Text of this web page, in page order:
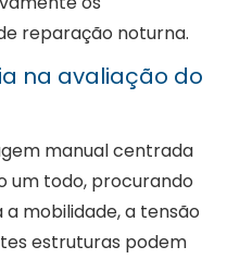
reparação noturna.
na avaliação do
manual centrada
um todo, procurando
mobilidade, a tensão
estruturas podem